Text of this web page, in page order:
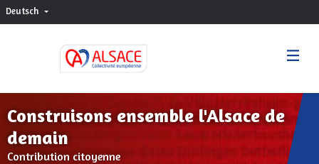
Deutsch Choisir la langue
Construisons ensemble l'Alsace de
demain
Contribution citoyenne